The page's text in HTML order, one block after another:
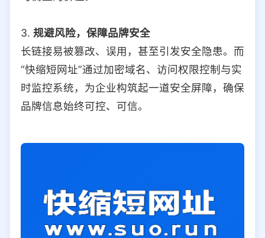
3. 规避风险，保障品牌安全
长链接易被篡改、误用，甚至引发安全隐患。而
“快缩短网址”通过加密域名、访问权限控制与实
时监控系统，为企业构筑起一道安全屏障，确保
品牌信息始终可控、可信。